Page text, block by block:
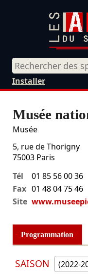
Installer
Musée
Musée
5, rue de Thorigny
75003 Paris
Tél
01 85 56 00 36
Fax 01 48 04 75 46
Site
Programmation
SAISON